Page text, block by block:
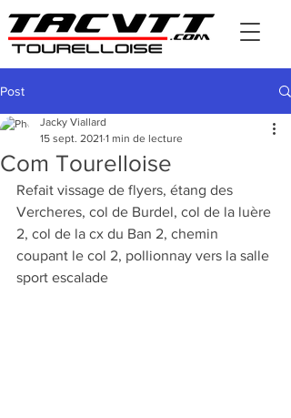
Post
Com Tourelloise
Jacky Viallard
15 sept. 2021 1 min de lecture
Refait vissage de flyers, étang des
Vercheres, col de Burdel, col de la luère
2, col de la cx du Ban 2, chemin
coupant le col 2, pollionnay vers la salle
sport escalade